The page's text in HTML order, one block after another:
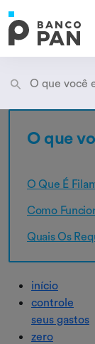
Encontramos
O que
O Que É
Como
Quais Os
início
controle
seus gastos
zero